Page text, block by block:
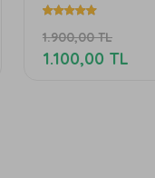
1.600,00 TL
900,00 TL